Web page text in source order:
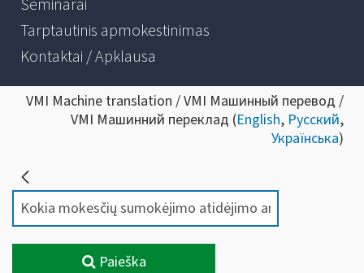
Seminarai
Tarptautinis apmokestinimas
Kontaktai / Apklausa
VMI Machine translation / VMI Машинный перевод /
VMI Машинний переклад (English, Русский,
Українська)
Paieška